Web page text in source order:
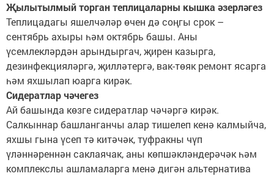
Җылытылмый торган теплицаларны кышка әзерләгез
Теплицадагы яшелчәләр өчен дә соңгы срок –
сентябрь ахыры һәм октябрь башы. Аны
үсемлекләрдән арындыргач, җирен казырга,
дезинфекцияләргә, җилләтергә, вак-төяк ремонт ясарга
һәм яхшылап юарга кирәк.
Сидератлар чәчегез
Ай башында көзге сидератлар чәчәргә кирәк.
Салкыннар башланганчы алар тишелеп кенә калмыйча,
яхшы гына үсеп тә китәчәк, туфракны чүп
үләннәреннән саклаячак, аны көпшәкләндерәчәк һәм
комплекслы ашламаларга менә дигән альтернатива